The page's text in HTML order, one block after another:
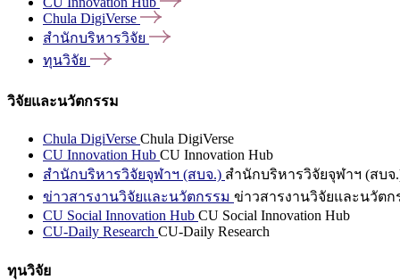
Chula DigiVerse
สำนักบริหารวิจัย
ทุนวิจัย
วิจัยและนวัตกรรม
Chula DigiVerse Chula DigiVerse
CU Innovation Hub CU Innovation Hub
สำนักบริหารวิจัยจุฬาฯ (สบจ.) สำนักบริหารวิจัยจุฬาฯ (สบจ
ข่าวสารงานวิจัยและนวัตกรรม ข่าวสารงานวิจัยและนวัตก
CU Social Innovation Hub CU Social Innovation Hub
CU-Daily Research CU-Daily Research
ทุนวิจัย